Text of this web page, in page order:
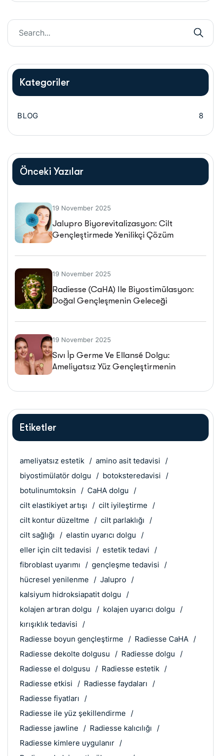
Kategoriler
BLOG 8
Önceki Yazılar
19 November 2025
Jalupro Biyorevitalizasyon: Cilt
Gençleştirmede Yenilikçi Çözüm
19 November 2025
Radiesse (CaHA) Ile Biyostimülasyon:
Doğal Gençleşmenin Geleceği
19 November 2025
Sıvı İp Germe Ve Ellansé Dolgu:
Ameliyatsız Yüz Gençleştirmenin
Etiketler
ameliyatsız estetik
amino asit tedavisi
biyostimülatör dolgu
botoksteredavisi
botulinumtoksin
CaHA dolgu
cilt elastikiyet artışı
cilt iyileştirme
cilt kontur düzeltme
cilt parlaklığı
cilt sağlığı
elastin uyarıcı dolgu
eller için cilt tedavisi
estetik tedavi
fibroblast uyarımı
gençleşme tedavisi
hücresel yenilenme
Jalupro
kalsiyum hidroksiapatit dolgu
kolajen artıran dolgu
kolajen uyarıcı dolgu
kırışıklık tedavisi
Radiesse boyun gençleştirme
Radiesse CaHA
Radiesse dekolte dolgusu
Radiesse dolgu
Radiesse el dolgusu
Radiesse estetik
Radiesse etkisi
Radiesse faydaları
Radiesse fiyatları
Radiesse ile yüz şekillendirme
Radiesse jawline
Radiesse kalıcılığı
Radiesse kimlere uygulanır